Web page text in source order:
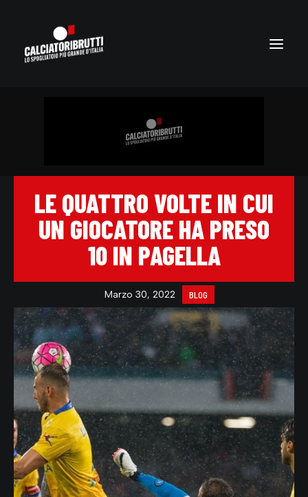
LE QUATTRO VOLTE IN CUI
UN GIOCATORE HA PRESO
10 IN PAGELLA
Marzo 30, 2022 BLOG